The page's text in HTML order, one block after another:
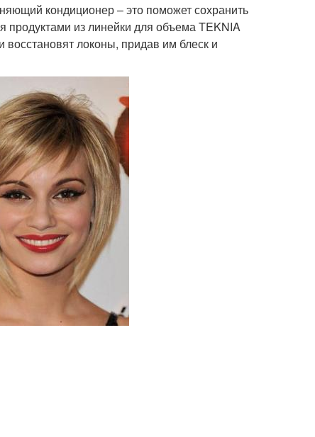
кондиционер – это поможет сохранить
продуктами из линейки для объема TEKNIA
локоны, придав им блеск и